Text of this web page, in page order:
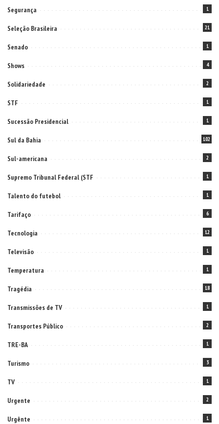
Segurança 1
Seleção Brasileira 21
Senado 1
Shows 4
Solidariedade 2
STF 1
Sucessão Presidencial 1
Sul da Bahia 102
Sul-americana 2
Supremo Tribunal Federal (STF 1
Talento do futebol 1
Tarifaço 6
Tecnologia 12
Televisão 1
Temperatura 1
Tragédia 18
Transmissões de TV 1
Transportes Público 2
TRE-BA 1
Turismo 3
TV 1
Urgente 2
Urgênte 1